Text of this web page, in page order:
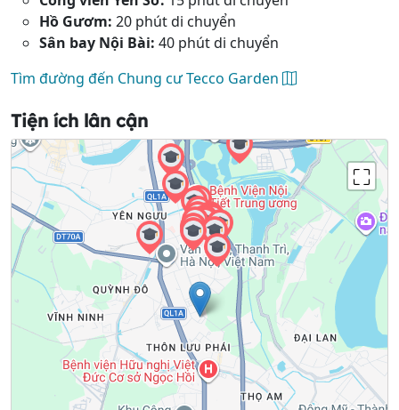
Hồ Gươm: 20 phút di chuyển
Sân bay Nội Bài: 40 phút di chuyển
Tìm đường đến Chung cư Tecco Garden
Tiện ích lân cận